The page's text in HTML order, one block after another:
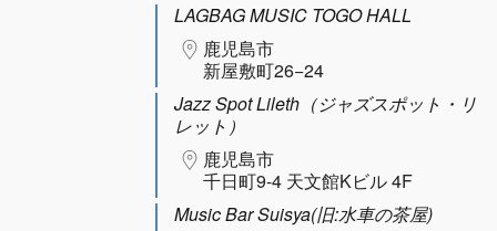
LAGBAG MUSIC TOGO HALL
鹿児島市
新屋敷町26−24
Jazz Spot Lileth（ジャズスポット・リ
レット）
鹿児島市
千日町9-4 天文館Kビル 4F
Music Bar Suisya(旧:水車の茶屋)